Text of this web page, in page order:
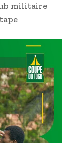
militaire